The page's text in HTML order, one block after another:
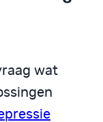
wat